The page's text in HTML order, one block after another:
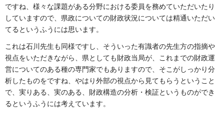
ですね、様々な課題がある分野における委員を務めていただいたり
していますので、県政についての財政状況については精通いただい
てるというふうには思います。
これは石川先生も同様ですし、そういった有識者の先生方の指摘や
視点をいただきながら、県としても財政当局が、これまでの財政運
営についてのある種の専門家でもありますので、そこがしっかり分
析したものをですね、やはり外部の視点から見てもらうということ
で、実りある、実のある、財政構造の分析・検証というものができ
るというふうには考えています。